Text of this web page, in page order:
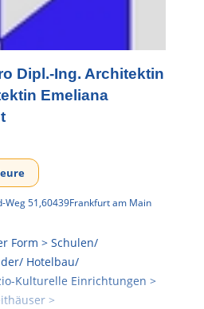
Dipl.-Ing. Architektin
Emeliana
Weg 51,60439Frankfurt am Main
Form > Schulen/
Hotelbau/
Kulturelle Einrichtungen >
>